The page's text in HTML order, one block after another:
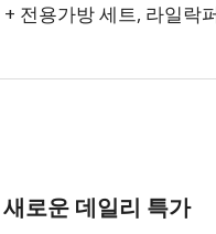
전용가방 세트, 라일락
새로운 데일리 특가